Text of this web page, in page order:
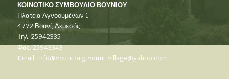
ΚΟΙΝΟΤΙΚΟ ΣΥΜΒΟΥΛΙΟ ΒΟΥΝΙΟΥ
Πλατεία Αγνοουμένων 1
4772 Βουνί, Λεμεσός
Τηλ: 25942335
Φαξ: 25943343
Email: info@vouni.org, vouni_village@yahoo.com